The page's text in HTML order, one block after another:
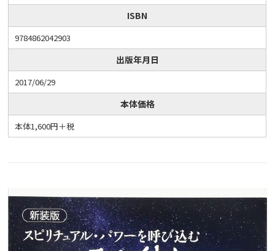
ISBN
9784862042903
出版年月日
2017/06/29
本体価格
本体1,600円＋税